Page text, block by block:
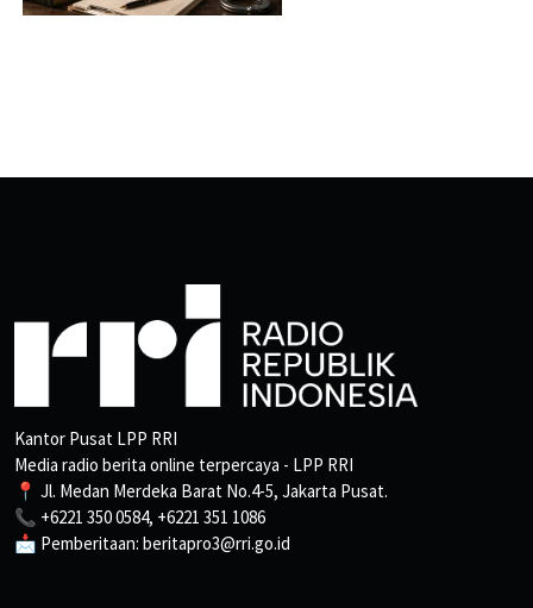
Kantor Pusat LPP RRI
Media radio berita online terpercaya - LPP RRI
📍 Jl. Medan Merdeka Barat No.4-5, Jakarta Pusat.
📞 +6221 350 0584, +6221 351 1086
📩 Pemberitaan: beritapro3@rri.go.id